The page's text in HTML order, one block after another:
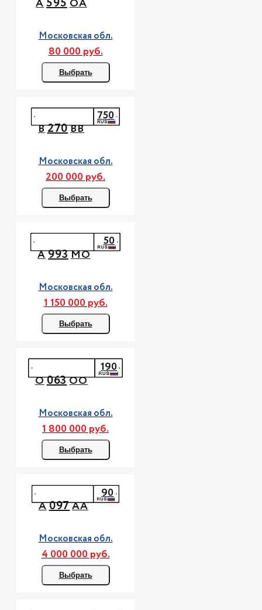
А ОА
Московская обл.
80 000 руб.
Выбрать
В270ВВ
750
Московская обл.
200 000 руб.
Выбрать
А993МО
50
Московская обл.
1 150 000 руб.
Выбрать
О063ОО
190
Московская обл.
1 800 000 руб.
Выбрать
А097АА
90
Московская обл.
4 000 000 руб.
Выбрать